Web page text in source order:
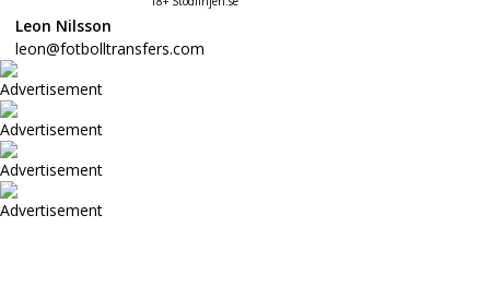
Leon Nilsson
leon@fotbolltransfers.com